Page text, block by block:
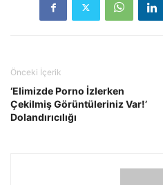
Önceki İçerik
‘Elimizde Porno İzlerken
Çekilmiş Görüntüleriniz Var!’
Dolandırıcılığı